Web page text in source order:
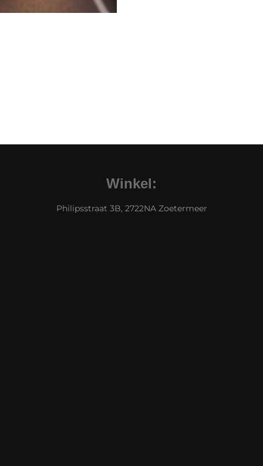
Winkel:
Philipsstraat 3B, 2722NA Zoetermeer